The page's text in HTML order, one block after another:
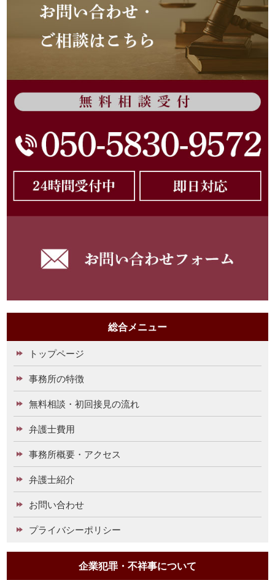
総合メニュー
トップページ
事務所の特徴
無料相談・初回接見の流れ
弁護士費用
事務所概要・アクセス
弁護士紹介
お問い合わせ
プライバシーポリシー
企業犯罪・不祥事について